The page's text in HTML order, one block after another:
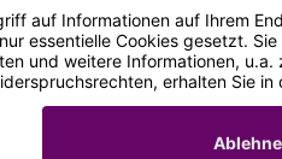
Impressum